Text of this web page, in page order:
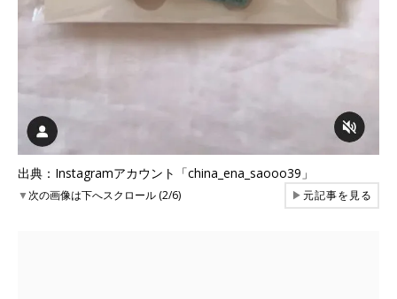
出典：Instagramアカウント「china_ena_saooo39」
▼次の画像は下へスクロール (2/6) ▶元記事を見る